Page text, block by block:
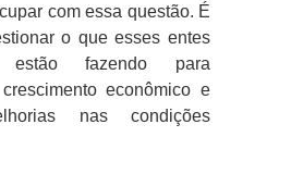
com essa questão. É
o que esses entes
estão fazendo para
econômico e
nas condições